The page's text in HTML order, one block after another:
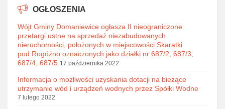
OGŁOSZENIA
Wójt Gminy Domaniewice ogłasza II nieograniczone
przetargi ustne na sprzedaż niezabudowanych
nieruchomości, położonych w miejscowości Skaratki
pod Rogóźno oznaczonych jako działki nr 687/2, 687/3,
687/4, 687/5 17 października 2022
Informacja o możliwości uzyskania dotacji na bieżące
utrzymanie wód i urządzeń wodnych przez Spółki Wodne
7 lutego 2022